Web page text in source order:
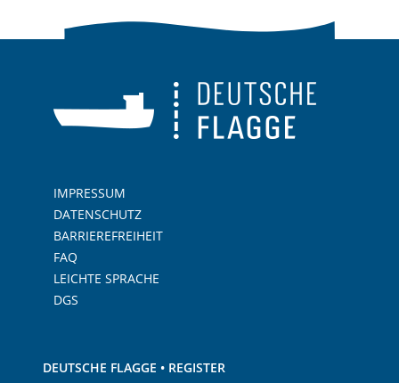
IMPRESSUM
DATENSCHUTZ
BARRIEREFREIHEIT
FAQ
LEICHTE SPRACHE
DGS
DEUTSCHE FLAGGE • REGISTER